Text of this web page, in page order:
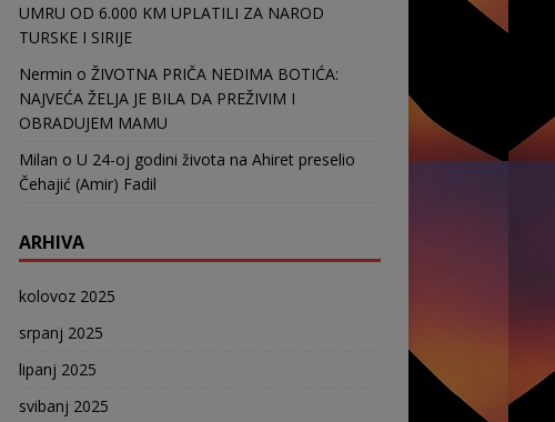
UMRU OD 6.000 KM UPLATILI ZA NAROD
TURSKE I SIRIJE
Nermin o ŽIVOTNA PRIČA NEDIMA BOTIĆA:
NAJVEĆA ŽELJA JE BILA DA PREŽIVIM I
OBRADUJEM MAMU
Milan o U 24-oj godini života na Ahiret preselio
Čehajić (Amir) Fadil
ARHIVA
kolovoz 2025
srpanj 2025
lipanj 2025
svibanj 2025